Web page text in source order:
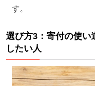
バ：ナ
関係で
支援者
と伴走
す。
選び方3：寄付の使い
したい人